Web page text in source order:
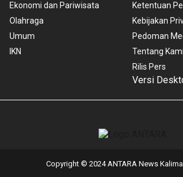
Ekonomi dan Pariwisata
Olahraga
Umum
IKN
Ketentuan
Kebijakan
Pedoman
Tentang Kami
Rilis Pers
Versi
Copyright © 2024 ANTARA News